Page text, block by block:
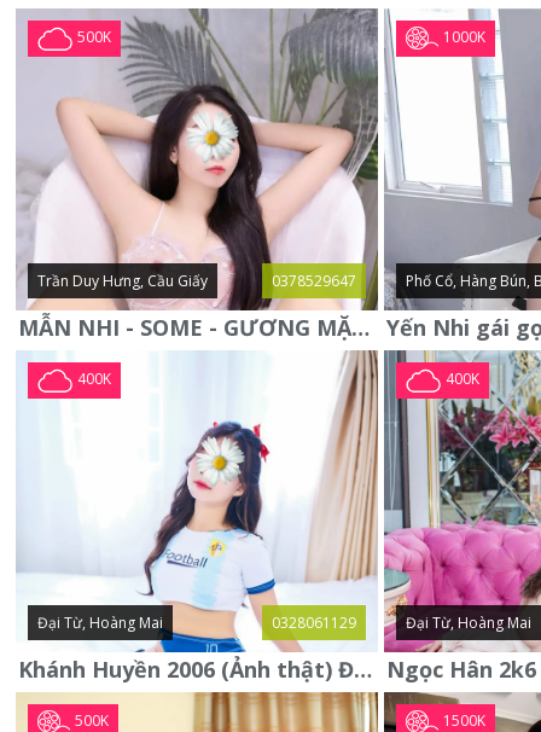
500K
Trần Duy Hưng, Cầu Giấy 0378529647
MẪN NHI - SOME - GƯƠNG MẶT XINH XẮN -CỰC CHIỀU KHÁCH
1000K
Phố Cổ, Hàng Bún,
400K
Đại Từ, Hoàng Mai 0328061129
Khánh Huyền 2006 (Ảnh thật) Đại từ - Hoàng Mai
400K
Đại Từ, Hoàng Mai
500K 1500K